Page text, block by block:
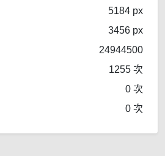
5184 px
3456 px
24944500
1255 次
0 次
0 次